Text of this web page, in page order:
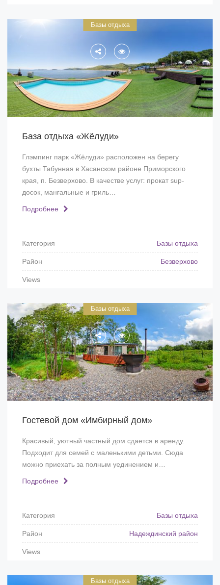
Базы отдыха
База отдыха «Жёлуди»
Глэмпинг парк «Жёлуди» расположен на берегу
бухты Табунная в Хасанском районе Приморского
края, п. Безверхово. В качестве услуг: прокат sup-
досок, мангальные и гриль…
Подробнее
Категория Базы отдыха
Район Безверхово
Views
Базы отдыха
Гостевой дом «Имбирный дом»
Красивый, уютный частный дом сдается в аренду.
Подходит для семей с маленькими детьми. Сюда
можно приехать за полным уединением и…
Подробнее
Категория Базы отдыха
Район Надеждинский район
Views
Базы отдыха